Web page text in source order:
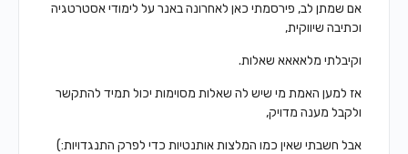
אם שמתן לב, פירסמתי כאן לאחרונה באנר על לימודי אסטרטגיה
וכתיבה שיווקית,
וקיבלתי מלאאאא שאלות.
אז למען האמת מי שיש לה שאלות מסוימות יכול תמיד להתקשר
ולקבל מענה מדויק,
אבל חשבתי שאין כמו המלצות אותנטיות כדי לפרק התנגדויות:)